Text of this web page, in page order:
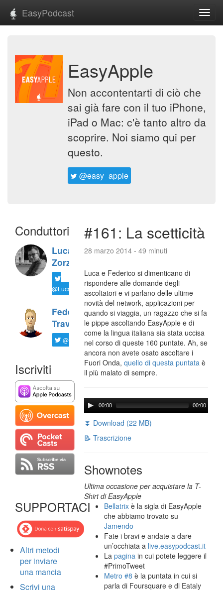
EasyPodcast
EasyApple
Non accontentarti di ciò che
sai già fare con il tuo iPhone,
iPad o Mac: c'è tanto altro da
scoprire. Noi siamo qui per
questo.
@easy_apple
Conduttori
Luca
Zorzi
@LucaTNT
Federico
Travaini
@ftrava
Iscriviti
SUPPORTACI
Altri metodi
per inviare
una mancia
Scrivi una
#161: La scetticità
28 marzo 2014 - 49 minuti
Luca e Federico si dimenticano di
rispondere alle domande degli
ascoltatori e vi parlano delle ultime
novità del network, applicazioni per
quando si viaggia, un ragazzo che si fa
le pippe ascoltando EasyApple e di
come la lingua italiana sia stata uccisa
nel corso di queste 160 puntate. Ah, se
ancora non avete osato ascoltare i
Fuori Onda,quello di questa puntata è
il più malato di sempre.
00:00 00:00
⏬ Download (22 MB)
📝 Trascrizione
Shownotes
Ultima occasione per acquistare la T-
Shirt di EasyApple
Bellatrix è la sigla di EasyApple
che abbiamo trovato su
Jamendo
Fate i bravi e andate a dare
un’occhiata a live.easypodcast.it
Lapagina in cui potete leggere il
#PrimoTweet
Metro #8 è la puntata in cui si
parla di Foursquare e di Eataly